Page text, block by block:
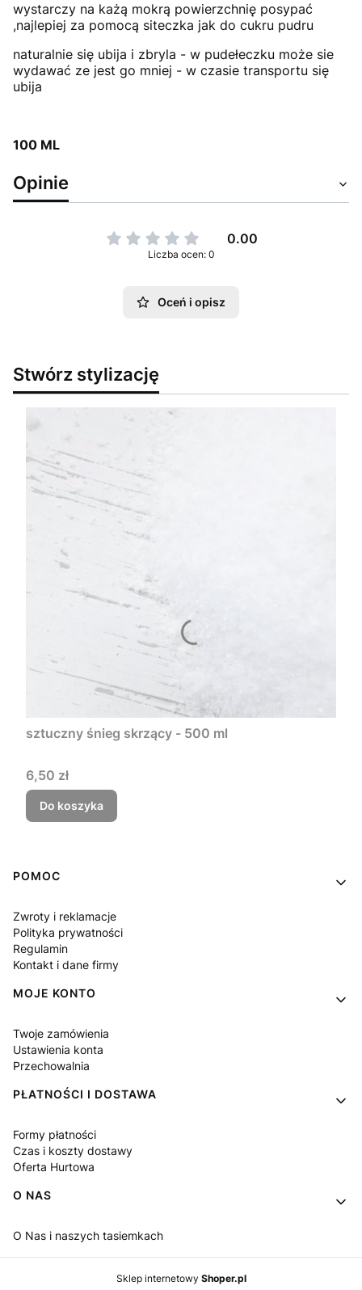
wystarczy na każą mokrą powierzchnię posypać
,najlepiej za pomocą siteczka jak do cukru pudru
naturalnie się ubija i zbryla - w pudełeczku może sie
wydawać ze jest go mniej - w czasie transportu się
ubija
100 ML
Opinie
0.00
Liczba ocen: 0
Oceń i opisz
Stwórz stylizację
sztuczny śnieg skrzący - 500 ml
Cena
6,50 zł
Do koszyka
Linki w stopce
POMOC
Zwroty i reklamacje
Polityka prywatności
Regulamin
Kontakt i dane firmy
MOJE KONTO
Twoje zamówienia
Ustawienia konta
Przechowalnia
PŁATNOŚCI I DOSTAWA
Formy płatności
Czas i koszty dostawy
Oferta Hurtowa
O NAS
O Nas i naszych tasiemkach
Sklep internetowy Shoper.pl